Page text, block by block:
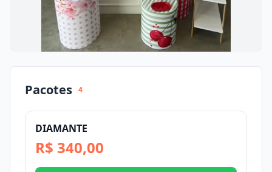
Pacotes 4
DIAMANTE
R$ 340,00